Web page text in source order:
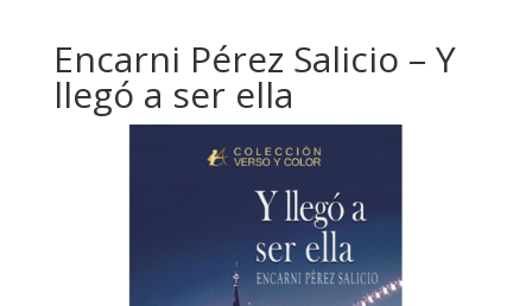
Encarni Pérez Salicio – Y
llegó a ser ella